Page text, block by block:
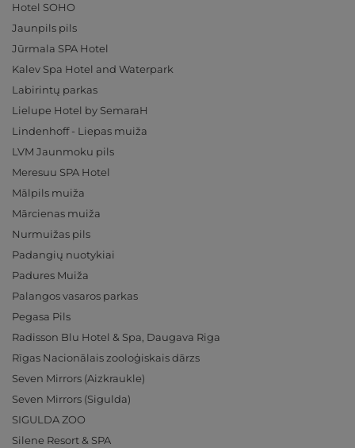
Hotel SOHO
Jaunpils pils
Jūrmala SPA Hotel
Kalev Spa Hotel and Waterpark
Labirintų parkas
Lielupe Hotel by SemaraH
Lindenhoff - Liepas muiža
LVM Jaunmoku pils
Meresuu SPA Hotel
Mālpils muiža
Mārcienas muiža
Nurmuižas pils
Padangių nuotykiai
Padures Muiža
Palangos vasaros parkas
Pegasa Pils
Radisson Blu Hotel & Spa, Daugava Riga
Rīgas Nacionālais zooloģiskais dārzs
Seven Mirrors (Aizkraukle)
Seven Mirrors (Sigulda)
SIGULDA ZOO
Silene Resort & SPA